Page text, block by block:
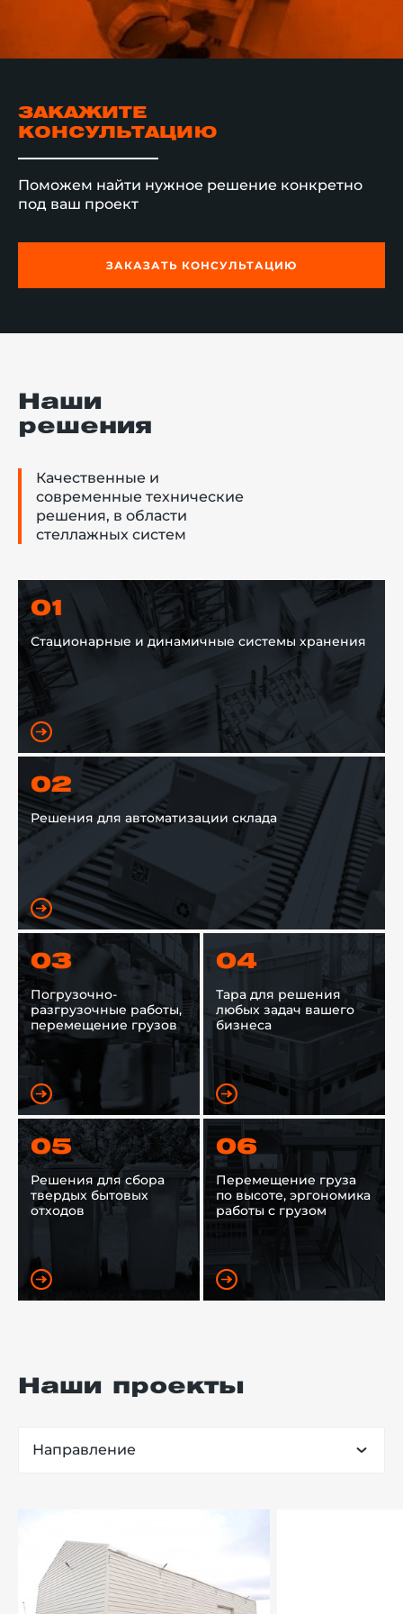
ЗАКАЖИТЕ
КОНСУЛЬТАЦИЮ
Поможем найти нужное решение конкретно
под ваш проект
ЗАКАЗАТЬ КОНСУЛЬТАЦИЮ
Наши
решения
Качественные и
современные технические
решения, в области
стеллажных систем
01
Стационарные и динамичные системы хранения
02
Решения для автоматизации склада
03
Погрузочно-
разгрузочные работы,
перемещение грузов
04
Тара для решения
любых задач вашего
бизнеса
05
Решения для сбора
твердых бытовых
отходов
06
Перемещение груза
по высоте, эргономика
работы с грузом
Наши проекты
Направление